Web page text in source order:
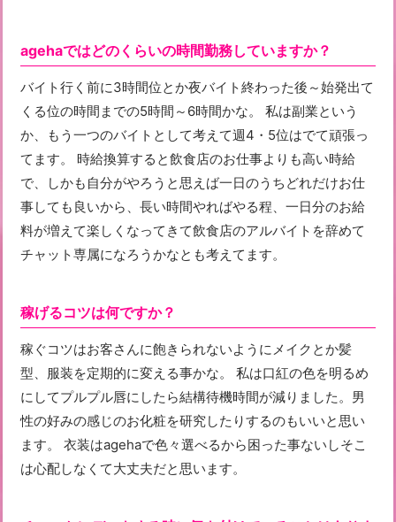
agehaではどのくらいの時間勤務していますか？
バイト行く前に3時間位とか夜バイト終わった後～始発出て
くる位の時間までの5時間～6時間かな。 私は副業という
か、もう一つのバイトとして考えて週4・5位はでて頑張っ
てます。 時給換算すると飲食店のお仕事よりも高い時給
で、しかも自分がやろうと思えば一日のうちどれだけお仕
事しても良いから、長い時間やればやる程、一日分のお給
料が増えて楽しくなってきて飲食店のアルバイトを辞めて
チャット専属になろうかなとも考えてます。
稼げるコツは何ですか？
稼ぐコツはお客さんに飽きられないようにメイクとか髪
型、服装を定期的に変える事かな。 私は口紅の色を明るめ
にしてプルプル唇にしたら結構待機時間が減りました。男
性の好みの感じのお化粧を研究したりするのもいいと思い
ます。 衣装はagehaで色々選べるから困った事ないしそこ
は心配しなくて大丈夫だと思います。